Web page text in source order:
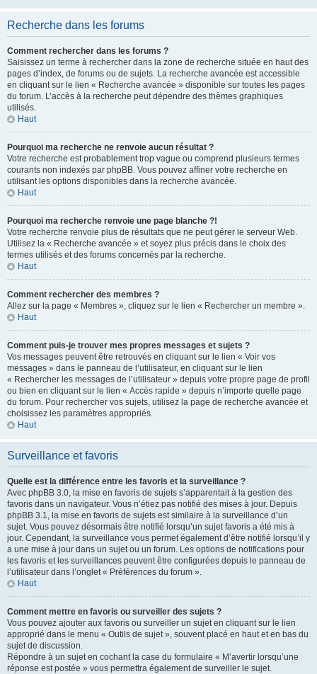
Recherche dans les forums
Comment rechercher dans les forums ?
Saisissez un terme à rechercher dans la zone de recherche située en haut des
pages d’index, de forums ou de sujets. La recherche avancée est accessible
en cliquant sur le lien « Recherche avancée » disponible sur toutes les pages
du forum. L’accès à la recherche peut dépendre des thèmes graphiques
utilisés.
Haut
Pourquoi ma recherche ne renvoie aucun résultat ?
Votre recherche est probablement trop vague ou comprend plusieurs termes
courants non indexés par phpBB. Vous pouvez affiner votre recherche en
utilisant les options disponibles dans la recherche avancée.
Haut
Pourquoi ma recherche renvoie une page blanche ?!
Votre recherche renvoie plus de résultats que ne peut gérer le serveur Web.
Utilisez la « Recherche avancée » et soyez plus précis dans le choix des
termes utilisés et des forums concernés par la recherche.
Haut
Comment rechercher des membres ?
Allez sur la page « Membres », cliquez sur le lien « Rechercher un membre ».
Haut
Comment puis-je trouver mes propres messages et sujets ?
Vos messages peuvent être retrouvés en cliquant sur le lien « Voir vos
messages » dans le panneau de l’utilisateur, en cliquant sur le lien
« Rechercher les messages de l’utilisateur » depuis votre propre page de profil
ou bien en cliquant sur le lien « Accès rapide » depuis n’importe quelle page
du forum. Pour rechercher vos sujets, utilisez la page de recherche avancée et
choisissez les paramètres appropriés.
Haut
Surveillance et favoris
Quelle est la différence entre les favoris et la surveillance ?
Avec phpBB 3.0, la mise en favoris de sujets s’apparentait à la gestion des
favoris dans un navigateur. Vous n’étiez pas notifié des mises à jour. Depuis
phpBB 3.1, la mise en favoris de sujets est similaire à la surveillance d’un
sujet. Vous pouvez désormais être notifié lorsqu’un sujet favoris a été mis à
jour. Cependant, la surveillance vous permet également d’être notifié lorsqu’il y
a une mise à jour dans un sujet ou un forum. Les options de notifications pour
les favoris et les surveillances peuvent être configurées depuis le panneau de
l’utilisateur dans l’onglet « Préférences du forum ».
Haut
Comment mettre en favoris ou surveiller des sujets ?
Vous pouvez ajouter aux favoris ou surveiller un sujet en cliquant sur le lien
approprié dans le menu « Outils de sujet », souvent placé en haut et en bas du
sujet de discussion.
Répondre à un sujet en cochant la case du formulaire « M’avertir lorsqu’une
réponse est postée » vous permettra également de surveiller le sujet.